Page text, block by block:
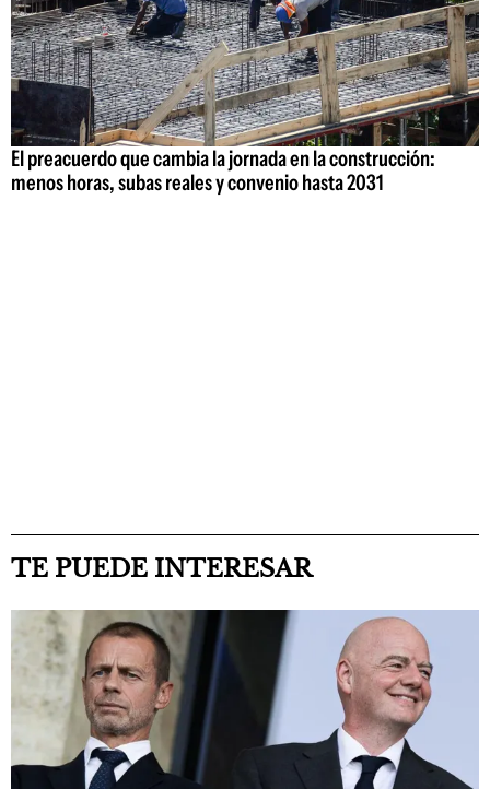
El preacuerdo que cambia la jornada en la construcción:
menos horas, subas reales y convenio hasta 2031
TE PUEDE INTERESAR